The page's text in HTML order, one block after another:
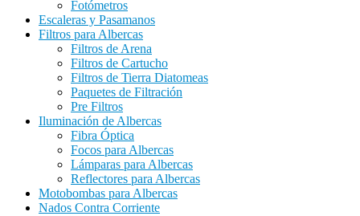
Fotómetros
Escaleras y Pasamanos
Filtros para Albercas
Filtros de Arena
Filtros de Cartucho
Filtros de Tierra Diatomeas
Paquetes de Filtración
Pre Filtros
Iluminación de Albercas
Fibra Óptica
Focos para Albercas
Lámparas para Albercas
Reflectores para Albercas
Motobombas para Albercas
Nados Contra Corriente